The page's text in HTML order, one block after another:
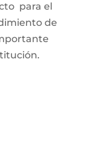
para el
de